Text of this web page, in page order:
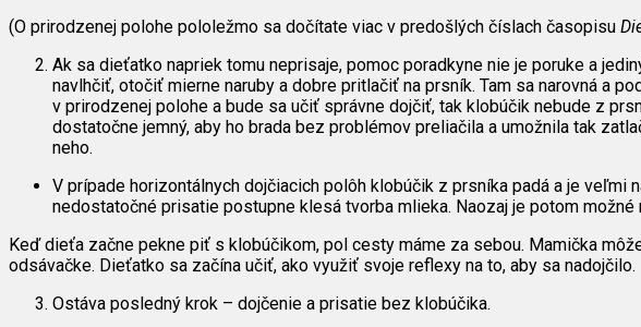
(O prirodzenej polohe pololežmo sa dočítate viac v predošlých číslach časopisu
Ak sa dieťatko napriek tomu neprisaje, pomoc poradkyne nie je poruke a
navlhčiť, otočiť mierne naruby a dobre pritlačiť na prsník. Tam sa narovná a
v prirodzenej polohe a bude sa učiť správne dojčiť, tak klobúčik nebude z
dostatočne jemný, aby ho brada bez problémov preliačila a umožnila tak
neho.
V prípade horizontálnych dojčiacich polôh klobúčik z prsníka padá a je
nedostatočné prisatie postupne klesá tvorba mlieka. Naozaj je potom
Keď dieťa začne pekne piť s klobúčikom, pol cesty máme za sebou. Mamička
odsávačke. Dieťatko sa začína učiť, ako využiť svoje reflexy na to, aby sa nadojčilo.
Ostáva posledný krok – dojčenie a prisatie bez klobúčika.